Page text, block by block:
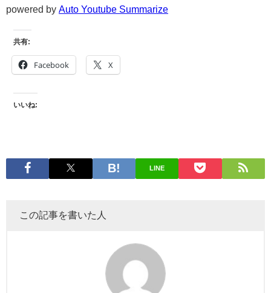
powered by Auto Youtube Summarize
共有:
Facebook X
いいね:
LINE
この記事を書いた人